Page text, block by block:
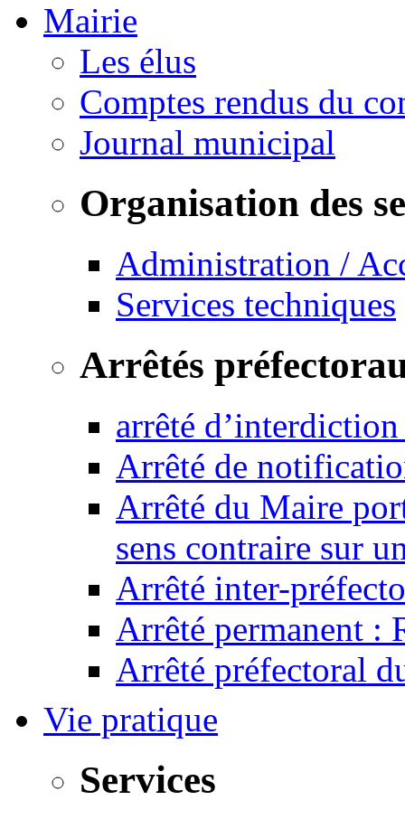
Mairie
Les élus
Comptes rendus du
Journal municipal
Organisation des
Administration /
Services techniques
Arrêtés
arrêté
Arrêté de
Arrêté du Maire
sens contraire sur
Arrêté inter-
Arrêté permanent :
Arrêté préfectoral
Vie pratique
Services